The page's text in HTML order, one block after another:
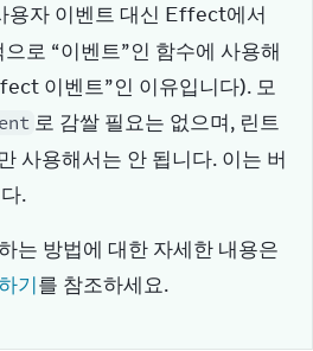
용자 이벤트 대신 Effect에서
로 “이벤트”인 함수에 사용해
이벤트”인 이유입니다). 모
로 감쌀 필요는 없으며, 린트
사용해서는 안 됩니다. 이는 버
.
기를 참조하세요.